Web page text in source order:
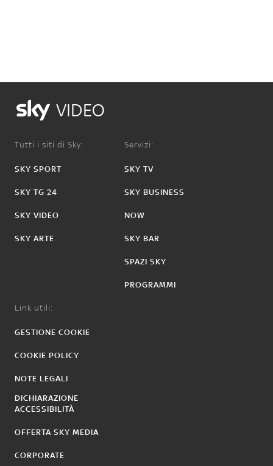
VIDEO
Tutti i siti di Sky:
SKY SPORT
SKY TG 24
SKY VIDEO
SKY ARTE
Servizi:
SKY TV
SKY BUSINESS
NOW
SKY BAR
SPAZI SKY
PROGRAMMI
Link utili:
GESTIONE COOKIE
COOKIE POLICY
NOTE LEGALI
DICHIARAZIONE
ACCESSIBILITÀ
OFFERTA SKY MEDIA
CORPORATE